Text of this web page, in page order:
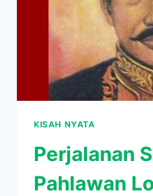
KISAH NYATA
Perjalanan
Pahlawan